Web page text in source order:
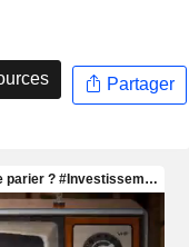
Partager